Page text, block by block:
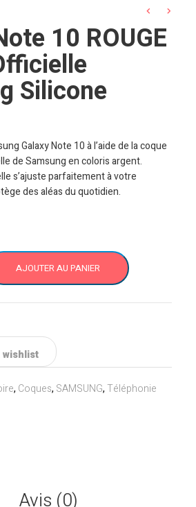
10 ROUGE
Silicone
Galaxy Note 10 à l’aide de la coque
de Samsung en coloris argent.
s’ajuste parfaitement à votre
des aléas du quotidien.
AJOUTER AU PANIER
, Coques, SAMSUNG,Téléphonie
Avis (0)